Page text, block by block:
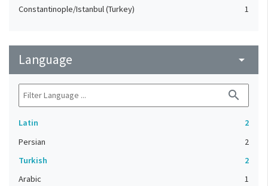
Constantinople/Istanbul (Turkey) 1
Language arrow_drop_down
search
Latin
2
Persian
2
Turkish
2
Arabic
1